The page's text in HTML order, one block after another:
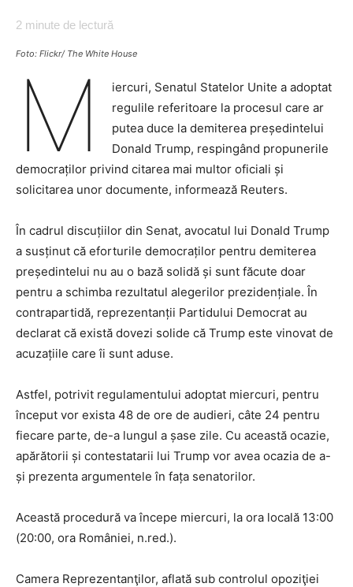
2 minute de lectură
Foto: Flickr/ The White House
M
iercuri, Senatul Statelor Unite a adoptat
regulile referitoare la procesul care ar
putea duce la demiterea președintelui
Donald Trump, respingând propunerile
democraților privind citarea mai multor oficiali și
solicitarea unor documente, informează Reuters.
În cadrul discuțiilor din Senat, avocatul lui Donald Trump
a susținut că eforturile democraților pentru demiterea
președintelui nu au o bază solidă și sunt făcute doar
pentru a schimba rezultatul alegerilor prezidențiale. În
contrapartidă, reprezentanții Partidului Democrat au
declarat că există dovezi solide că Trump este vinovat de
acuzațiile care îi sunt aduse.
Astfel, potrivit regulamentului adoptat miercuri, pentru
început vor exista 48 de ore de audieri, câte 24 pentru
fiecare parte, de-a lungul a șase zile. Cu această ocazie,
apărătorii și contestatarii lui Trump vor avea ocazia de a-
și prezenta argumentele în fața senatorilor.
Această procedură va începe miercuri, la ora locală 13:00
(20:00, ora României, n.red.).
Camera Reprezentanţilor, aflată sub controlul opoziţiei